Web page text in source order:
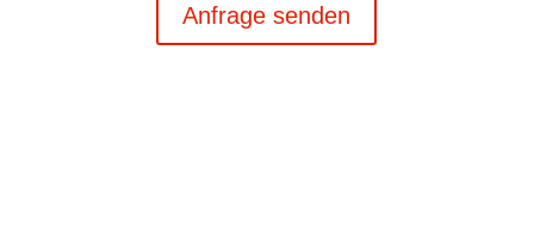
Anfrage senden